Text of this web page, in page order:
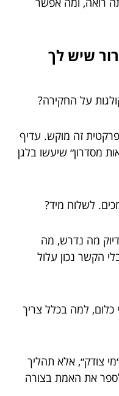
שיש לך
על החקירה?
זה מוקש. עדיף
מסדרון״ שיעשו בלגן
לשלוח מיד?
מה נדרש, מה
הקשר נכון עלול
למה בכלל צריך
צודק״, אלא תהליך
לספר את האמת בצורה